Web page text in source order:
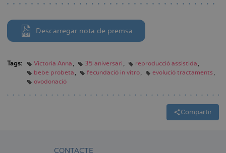
Descarregar nota de premsa
Tags: Victoria Anna 35 aniversari
reproducció assistida
bebe probeta
fecundació in vitro
evolució tractaments
ovodonació
Compartir
CONTACTE